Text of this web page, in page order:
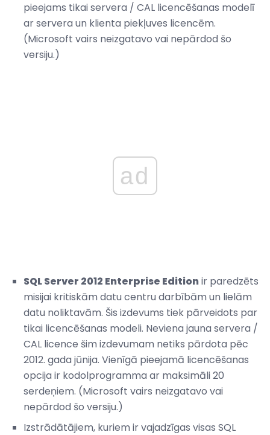
pieejams tikai servera / CAL licencēšanas modelī
ar servera un klienta piekļuves licencēm.
(Microsoft vairs neizgatavo vai nepārdod šo
versiju.)
ad
SQL Server 2012 Enterprise Editionir paredzēts
misijai kritiskām datu centru darbībām un lielām
datu noliktavām. Šis izdevums tiek pārveidots par
tikai licencēšanas modeli. Neviena jauna servera /
CAL licence šim izdevumam netiks pārdota pēc
2012. gada jūnija. Vienīgā pieejamā licencēšanas
opcija ir kodolprogramma ar maksimāli 20
serdeņiem. (Microsoft vairs neizgatavo vai
nepārdod šo versiju.)
Izstrādātājiem, kuriem ir vajadzīgas visas SQL